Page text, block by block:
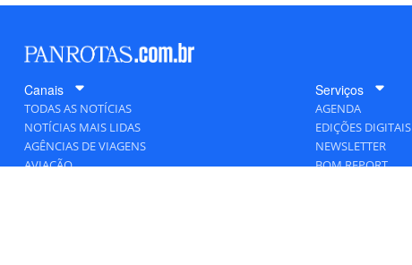
Canais
TODAS AS NOTÍCIAS
NOTÍCIAS MAIS LIDAS
AGÊNCIAS DE VIAGENS
AVIAÇÃO
Serviços
AGENDA
EDIÇÕES DIGITAIS
NEWSLETTER
BOM REPORT